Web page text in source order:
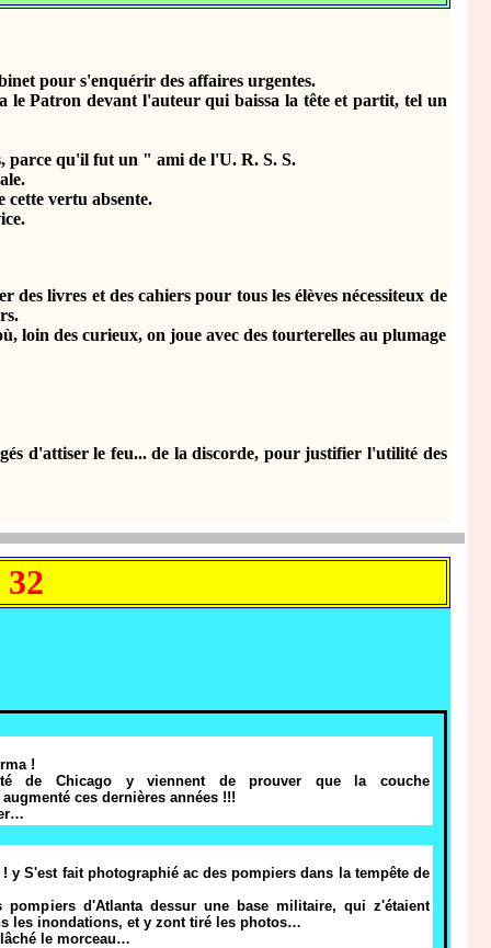
pour s'enquérir des affaires urgentes.
Patron devant l'auteur qui baissa la tête et partit, tel un
qu'il fut un " ami de l'U. R. S. S.
vertu absente.
livres et des cahiers pour tous les élèves nécessiteux de
des curieux, on joue avec des tourterelles au plumage
d'attiser le feu... de la discorde, pour justifier l'utilité des
!
de Chicago y viennent de prouver que la couche
ces dernières années !!!
y S'est fait photographié ac des pompiers dans la tempête de
d'Atlanta dessur une base militaire, qui z'étaient
les inondations, et y zont tiré les photos…
le morceau…